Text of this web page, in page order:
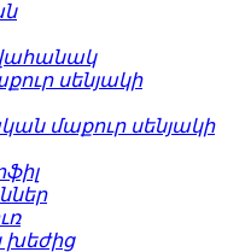
սենյակի
մաքուր սենյակի
խեժից